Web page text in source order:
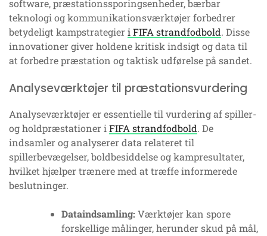
software, præstationssporingsenheder, bærbar
teknologi og kommunikationsværktøjer forbedrer
betydeligt kampstrategieri FIFA strandfodbold. Disse
innovationer giver holdene kritisk indsigt og data til
at forbedre præstation og taktisk udførelse på sandet.
Analyseværktøjer til præstationsvurdering
Analyseværktøjer er essentielle til vurdering af spiller-
og holdpræstationer iFIFA strandfodbold. De
indsamler og analyserer data relateret til
spillerbevægelser, boldbesiddelse og kampresultater,
hvilket hjælper trænere med at træffe informerede
beslutninger.
Dataindsamling: Værktøjer kan spore
forskellige målinger, herunder skud på mål,